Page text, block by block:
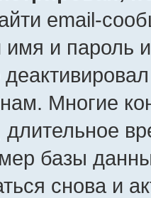
email-
имя и пароль
Многие
длительное
базы
снова и